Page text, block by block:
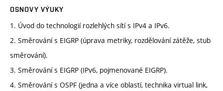
OSNOVY VÝUKY
1. Úvod do technologií rozlehlých sítí s IPv4 a IPv6.
2. Směrování s EIGRP (úprava metriky, rozdělování zátěže, stub
směrování).
3. Směrování s EIGRP (IPv6, pojmenované EIGRP).
4. Směrování s OSPF (jedna a více oblastí, technika virtual link,